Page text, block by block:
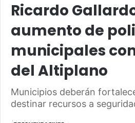
Ricardo
aumento de
municipales
del Altiplano
Municipios deberán
destinar recursos a